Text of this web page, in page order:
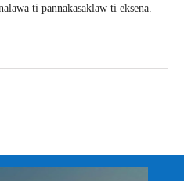
ti pannakasaklaw ti eksena.